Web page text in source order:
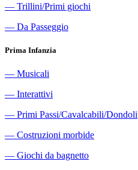
― Trillini/Primi giochi
― Da Passeggio
Prima Infanzia
― Musicali
― Interattivi
― Primi Passi/Cavalcabili/Dondoli
― Costruzioni morbide
― Giochi da bagnetto